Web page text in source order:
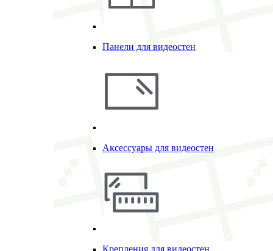
Панели для видеостен
Аксессуары для видеостен
Крепления для видеостен